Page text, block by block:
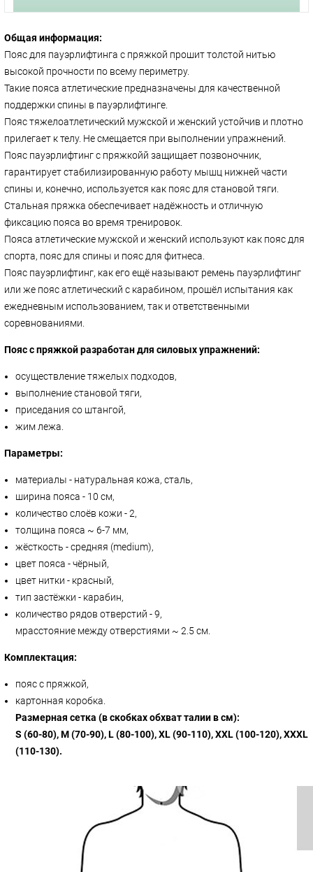
Общая информация:
Пояс для пауэрлифтинга с пряжкой прошит толстой нитью
высокой прочности по всему периметру.
Такие пояса атлетические предназначены для качественной
поддержки спины в пауэрлифтинге.
Пояс тяжелоатлетический мужской и женский устойчив и плотно
прилегает к телу. Не смещается при выполнении упражнений.
Пояс пауэрлифтинг с пряжкойй защищает позвоночник,
гарантирует стабилизированную работу мышц нижней части
спины и, конечно, используется как пояс для становой тяги.
Стальная пряжка обеспечивает надёжность и отличную
фиксацию пояса во время тренировок.
Пояса атлетические мужской и женский используют как пояс для
спорта, пояс для спины и пояс для фитнеса.
Пояс пауэрлифтинг, как его ещё называют ремень пауэрлифтинг
или же пояс атлетический с карабином, прошёл испытания как
ежедневным использованием, так и ответственными
соревнованиями.
Пояс с пряжкой разработан для силовых упражнений:
осуществление тяжелых подходов,
выполнение становой тяги,
приседания со штангой,
жим лежа.
Параметры:
материалы - натуральная кожа, сталь,
ширина пояса - 10 см,
количество слоёв кожи - 2,
толщина пояса ~ 6-7 мм,
жёсткость - средняя (medium),
цвет пояса - чёрный,
цвет нитки - красный,
тип застёжки - карабин,
количество рядов отверстий - 9,
мрасстояние между отверстиями ~ 2.5 см.
Комплектация:
пояс с пряжкой,
картонная коробка.
Размерная сетка (в скобках обхват талии в см):
S (60-80), M (70-90), L (80-100), XL (90-110), XXL (100-120), XXXL
(110-130).